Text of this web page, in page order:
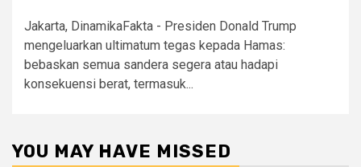
Jakarta, DinamikaFakta - Presiden Donald Trump
mengeluarkan ultimatum tegas kepada Hamas:
bebaskan semua sandera segera atau hadapi
konsekuensi berat, termasuk...
YOU MAY HAVE MISSED